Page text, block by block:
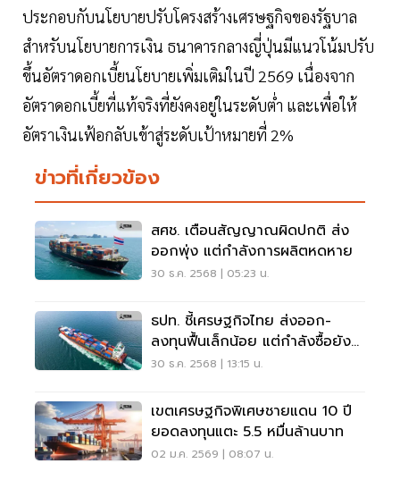
ประกอบกับนโยบายปรับโครงสร้างเศรษฐกิจของรัฐบาล
สำหรับนโยบายการเงิน ธนาคารกลางญี่ปุ่นมีแนวโน้มปรับ
ขึ้นอัตราดอกเบี้ยนโยบายเพิ่มเติมในปี 2569 เนื่องจาก
อัตราดอกเบี้ยที่แท้จริงที่ยังคงอยู่ในระดับต่ำ และเพื่อให้
อัตราเงินเฟ้อกลับเข้าสู่ระดับเป้าหมายที่ 2%
ข่าวที่เกี่ยวข้อง
สศช. เตือนสัญญาณผิดปกติ ส่ง
ออกพุ่ง แต่กำลังการผลิตหดหาย
30 ธ.ค. 2568 | 05:23 น.
ธปท. ชี้เศรษฐกิจไทย ส่งออก-
ลงทุนฟื้นเล็กน้อย แต่กำลังซื้อยัง
หด
30 ธ.ค. 2568 | 13:15 น.
เขตเศรษฐกิจพิเศษชายแดน 10 ปี
ยอดลงทุนแตะ 5.5 หมื่นล้านบาท
02 ม.ค. 2569 | 08:07 น.